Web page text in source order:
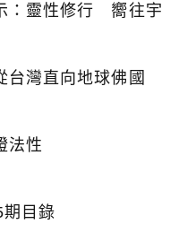
：靈性修行 嚮往宇
灣直向地球佛國
法性
目錄